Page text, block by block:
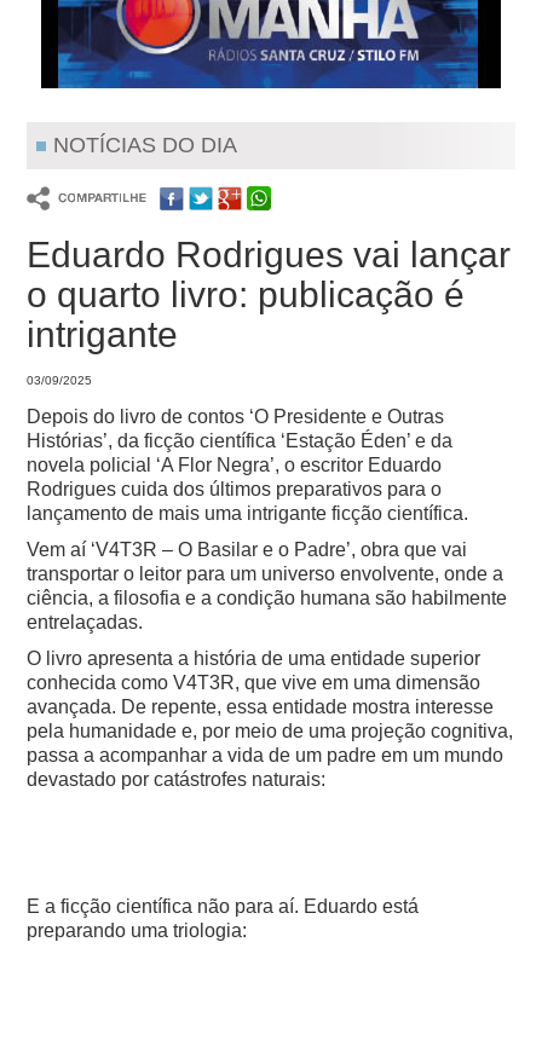
NOTÍCIAS DO DIA
Eduardo Rodrigues vai lançar
o quarto livro: publicação é
intrigante
03/09/2025
Depois do livro de contos ‘O Presidente e Outras
Histórias’, da ficção científica ‘Estação Éden’ e da
novela policial ‘A Flor Negra’, o escritor Eduardo
Rodrigues cuida dos últimos preparativos para o
lançamento de mais uma intrigante ficção científica.
Vem aí ‘V4T3R – O Basilar e o Padre’, obra que vai
transportar o leitor para um universo envolvente, onde a
ciência, a filosofia e a condição humana são habilmente
entrelaçadas.
O livro apresenta a história de uma entidade superior
conhecida como V4T3R, que vive em uma dimensão
avançada. De repente, essa entidade mostra interesse
pela humanidade e, por meio de uma projeção cognitiva,
passa a acompanhar a vida de um padre em um mundo
devastado por catástrofes naturais:
E a ficção científica não para aí. Eduardo está
preparando uma triologia: